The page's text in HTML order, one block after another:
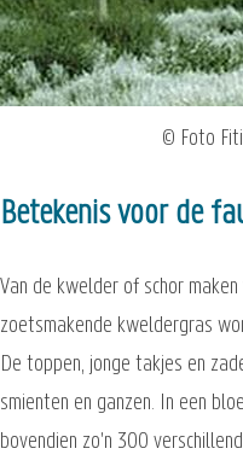
© Foto
Betekenis voor de
Van de kwelder of schor
zoetsmakende kweldergras
De toppen, jonge takjes en
smienten en ganzen. In een
bovendien zo'n 300